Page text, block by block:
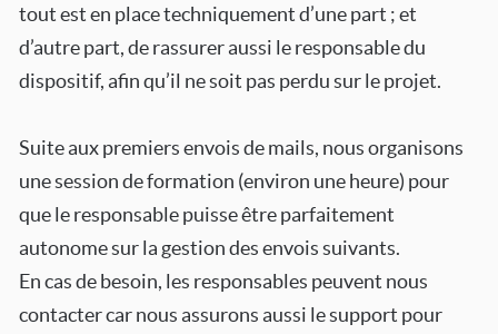
tout est en place techniquement d’une part ; et
d’autre part, de rassurer aussi le responsable du
dispositif, afin qu’il ne soit pas perdu sur le projet.
Suite aux premiers envois de mails, nous organisons
une session de formation (environ une heure) pour
que le responsable puisse être parfaitement
autonome sur la gestion des envois suivants.
En cas de besoin, les responsables peuvent nous
contacter car nous assurons aussi le support pour